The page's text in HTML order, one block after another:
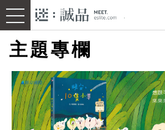
主題專欄